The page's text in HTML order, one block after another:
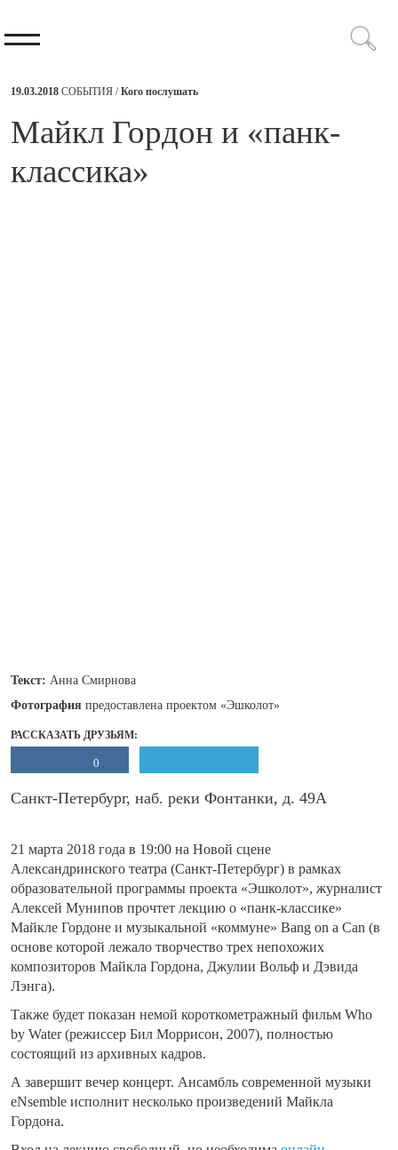
19.03.2018 СОБЫТИЯ /Кого послушать
Майкл Гордон и «панк-
классика»
Текст: Анна Смирнова
Фотография предоставлена проектом «Эшколот»
РАССКАЗАТЬ ДРУЗЬЯМ:
0
Санкт-Петербург, наб. реки Фонтанки, д. 49А
21 марта 2018 года в 19:00 на Новой сцене
Александринского театра (Санкт-Петербург) в рамках
образовательной программы проекта «Эшколот», журналист
Алексей Мунипов прочтет лекцию о «панк-классике»
Майкле Гордоне и музыкальной «коммуне» Bang on a Can (в
основе которой лежало творчество трех непохожих
композиторов Майкла Гордона, Джулии Вольф и Дэвида
Лэнга).
Также будет показан немой короткометражный фильм Who
by Water (режиссер Бил Моррисон, 2007), полностью
состоящий из архивных кадров.
А завершит вечер концерт. Ансамбль современной музыки
eNsemble исполнит несколько произведений Майкла
Гордона.